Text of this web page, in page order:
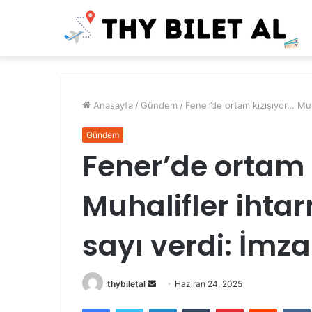
Anasayfa / Gündem / Fener’de ortam kızışıyor…
Gündem
Fener’de ortam
Muhalifler
sayı verdi:
thybiletal
Bir
Haziran 24, 2025
FacebookTwitter LinkedInTumblr PinterestReddit